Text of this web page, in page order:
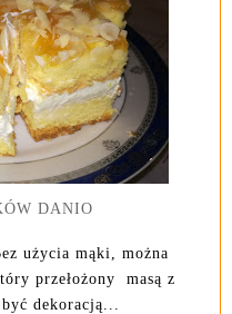
DANIO
użycia mąki, można
przełożony masą z
dekoracją...